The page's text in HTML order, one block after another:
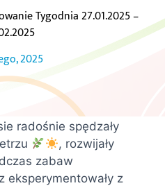
Tygodnia 27.01.2025 –
2025
radośnie spędzały
, rozwijały
zabaw
eksperymentowały z